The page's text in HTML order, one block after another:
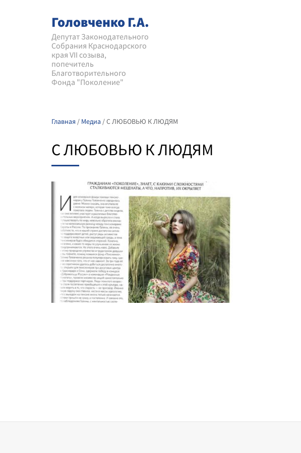
Головченко Г.А.
Депутат Законодательного
Собрания Краснодарского
края VII созыва,
попечитель
Благотворительного
Фонда "Поколение"
Главная / Медиа /С ЛЮБОВЬЮ К ЛЮДЯМ
С ЛЮБОВЬЮ К ЛЮДЯМ